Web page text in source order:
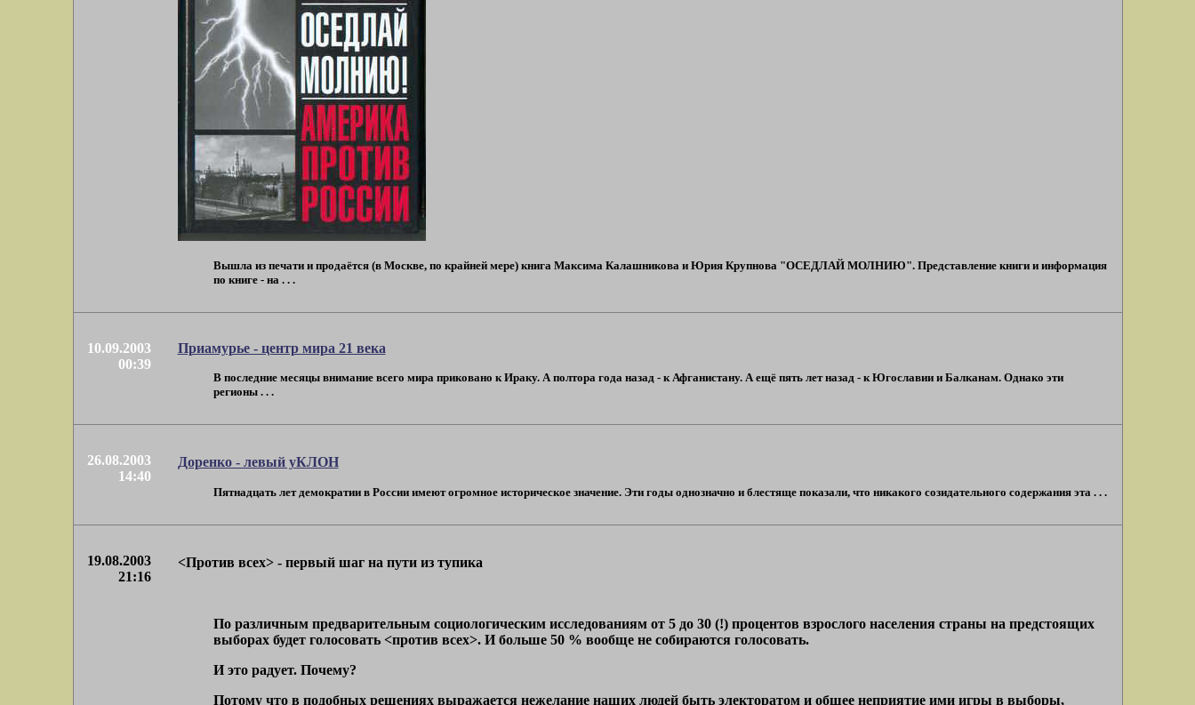
Вышла из печати и продаётся (в Москве, по крайней мере) книга Максима Калашникова и Юрия Крупнова "ОСЕДЛАЙ МОЛНИЮ". Представление книги и информация
по книге - на . . .
10.09.2003
00:39
Приамурье - центр мира 21 века
В последние месяцы внимание всего мира приковано к Ираку. А полтора года назад - к Афганистану. А ещё пять лет назад - к Югославии и Балканам. Однако эти
регионы . . .
26.08.2003
14:40
Доренко - левый уКЛОН
Пятнадцать лет демократии в России имеют огромное историческое значение. Эти годы однозначно и блестяще показали, что никакого созидательного содержания эта . . .
19.08.2003
21:16
<Против всех> - первый шаг на пути из тупика
По различным предварительным социологическим исследованиям от 5 до 30 (!) процентов взрослого населения страны на предстоящих
выборах будет голосовать <против всех>. И больше 50 % вообще не собираются голосовать.
И это радует. Почему?
Потому что в подобных решениях выражается нежелание наших людей быть электоратом и общее неприятие ими игры в выборы,